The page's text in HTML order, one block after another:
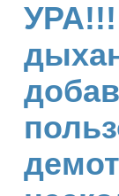
УРА!!!